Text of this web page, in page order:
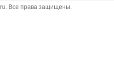
Все права защищены.